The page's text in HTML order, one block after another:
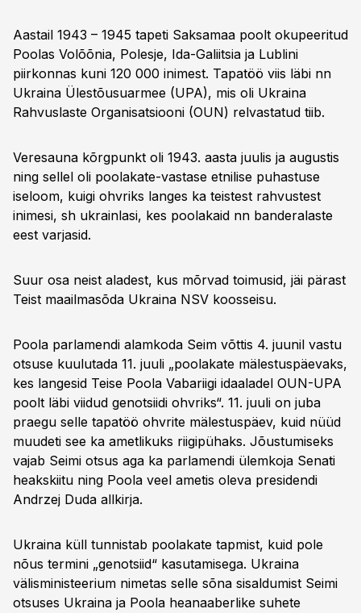
Aastail 1943 – 1945 tapeti Saksamaa poolt okupeeritud
Poolas Volõõnia, Polesje, Ida-Galiitsia ja Lublini
piirkonnas kuni 120 000 inimest. Tapatöö viis läbi nn
Ukraina Ülestõusuarmee (UPA), mis oli Ukraina
Rahvuslaste Organisatsiooni (OUN) relvastatud tiib.
Veresauna kõrgpunkt oli 1943. aasta juulis ja augustis
ning sellel oli poolakate-vastase etnilise puhastuse
iseloom, kuigi ohvriks langes ka teistest rahvustest
inimesi, sh ukrainlasi, kes poolakaid nn banderalaste
eest varjasid.
Suur osa neist aladest, kus mõrvad toimusid, jäi pärast
Teist maailmasõda Ukraina NSV koosseisu.
Poola parlamendi alamkoda Seim võttis 4. juunil vastu
otsuse kuulutada 11. juuli „poolakate mälestuspäevaks,
kes langesid Teise Poola Vabariigi idaaladel OUN-UPA
poolt läbi viidud genotsiidi ohvriks“. 11. juuli on juba
praegu selle tapatöö ohvrite mälestuspäev, kuid nüüd
muudeti see ka ametlikuks riigipühaks. Jõustumiseks
vajab Seimi otsus aga ka parlamendi ülemkoja Senati
heakskiitu ning Poola veel ametis oleva presidendi
Andrzej Duda allkirja.
Ukraina küll tunnistab poolakate tapmist, kuid pole
nõus termini „genotsiid“ kasutamisega. Ukraina
välisministeerium nimetas selle sõna sisaldumist Seimi
otsuses Ukraina ja Poola heanaaberlike suhete